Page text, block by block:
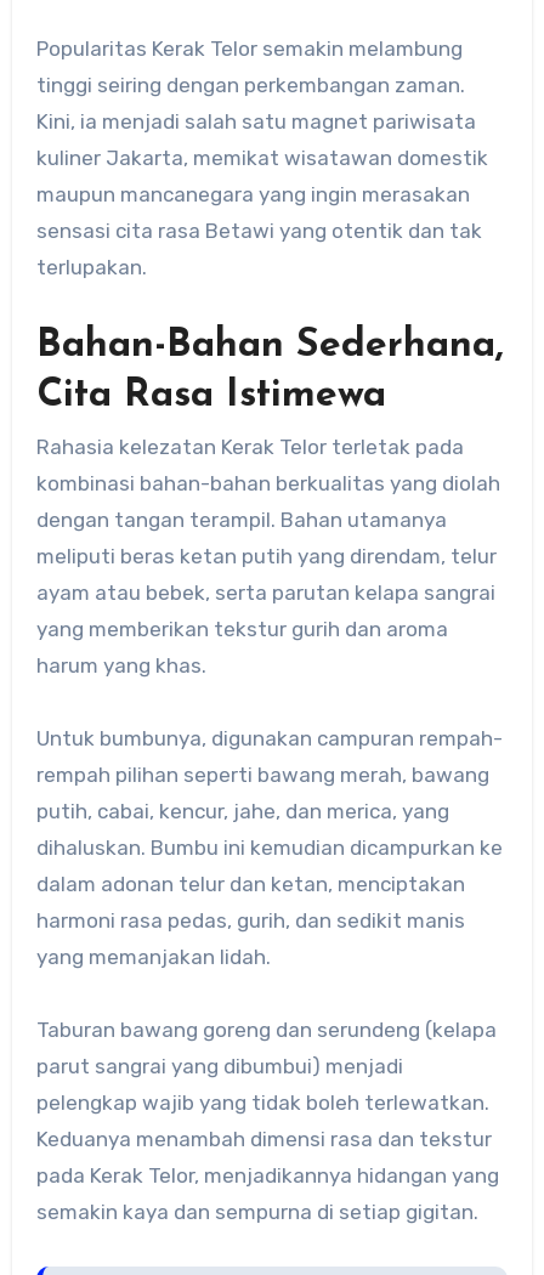
Popularitas Kerak Telor semakin melambung
tinggi seiring dengan perkembangan zaman.
Kini, ia menjadi salah satu magnet pariwisata
kuliner Jakarta, memikat wisatawan domestik
maupun mancanegara yang ingin merasakan
sensasi cita rasa Betawi yang otentik dan tak
terlupakan.
Bahan-Bahan Sederhana,
Cita Rasa Istimewa
Rahasia kelezatan Kerak Telor terletak pada
kombinasi bahan-bahan berkualitas yang diolah
dengan tangan terampil. Bahan utamanya
meliputi beras ketan putih yang direndam, telur
ayam atau bebek, serta parutan kelapa sangrai
yang memberikan tekstur gurih dan aroma
harum yang khas.
Untuk bumbunya, digunakan campuran rempah-
rempah pilihan seperti bawang merah, bawang
putih, cabai, kencur, jahe, dan merica, yang
dihaluskan. Bumbu ini kemudian dicampurkan ke
dalam adonan telur dan ketan, menciptakan
harmoni rasa pedas, gurih, dan sedikit manis
yang memanjakan lidah.
Taburan bawang goreng dan serundeng (kelapa
parut sangrai yang dibumbui) menjadi
pelengkap wajib yang tidak boleh terlewatkan.
Keduanya menambah dimensi rasa dan tekstur
pada Kerak Telor, menjadikannya hidangan yang
semakin kaya dan sempurna di setiap gigitan.